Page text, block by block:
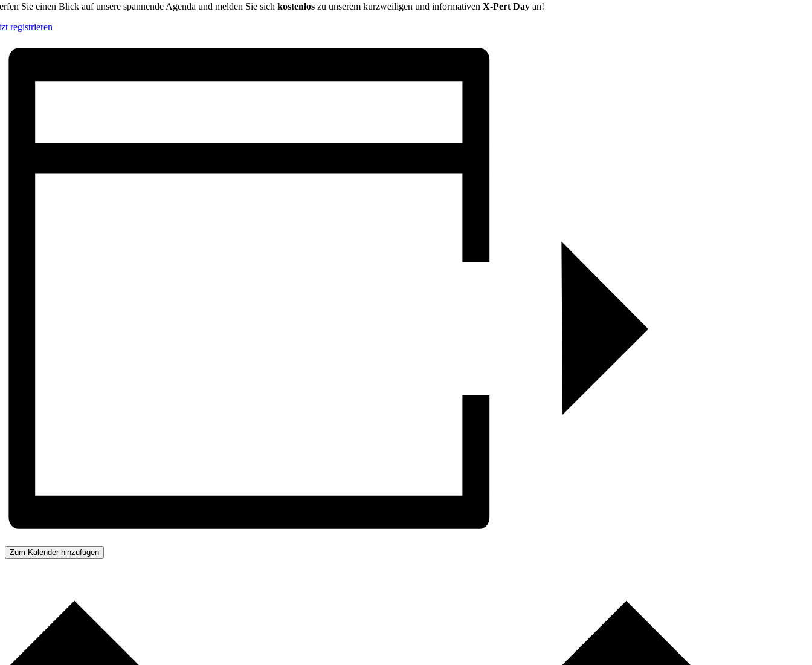
Sie einen Blick auf unsere spannende Agenda und melden Sie sichkostenlos zu unserem kurzweiligen und informativenX-Pert Day an!
registrieren
Zum Kalender hinzufügen